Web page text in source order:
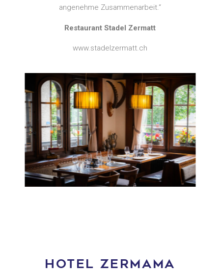
angenehme Zusammenarbeit.“
Restaurant Stadel Zermatt
www.stadelzermatt.ch
HOTEL ZERMAMA